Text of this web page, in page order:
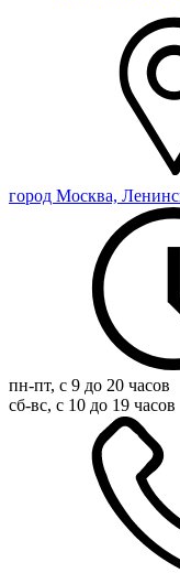
город Москва,
пн-пт, с 9 до 20 часов
сб-вс, с 10 до 19 часов